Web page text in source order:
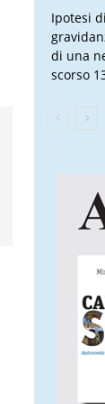
Ipotesi
di una
scorso